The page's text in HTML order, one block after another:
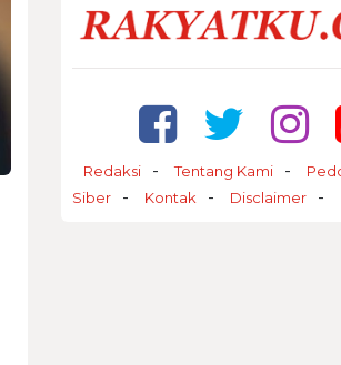
Redaksi Tentang Kami
Siber
Kontak Disclaimer